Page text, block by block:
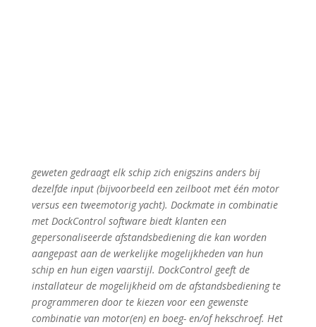
geweten gedraagt elk schip zich enigszins anders bij
dezelfde input (bijvoorbeeld een zeilboot met één motor
versus een tweemotorig yacht). Dockmate in combinatie
met DockControl software biedt klanten een
gepersonaliseerde afstandsbediening die kan worden
aangepast aan de werkelijke mogelijkheden van hun
schip en hun eigen vaarstijl. DockControl geeft de
installateur de mogelijkheid om de afstandsbediening te
programmeren door te kiezen voor een gewenste
combinatie van motor(en) en boeg- en/of hekschroef. Het